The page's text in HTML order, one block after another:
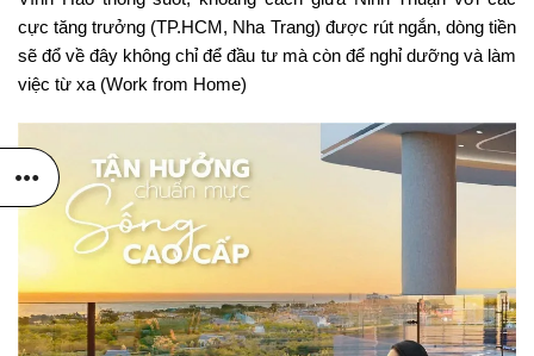
cực tăng trưởng (TP.HCM, Nha Trang) được rút ngắn, dòng tiền
sẽ đổ về đây không chỉ để đầu tư mà còn để nghỉ dưỡng và làm
việc từ xa (Work from Home)